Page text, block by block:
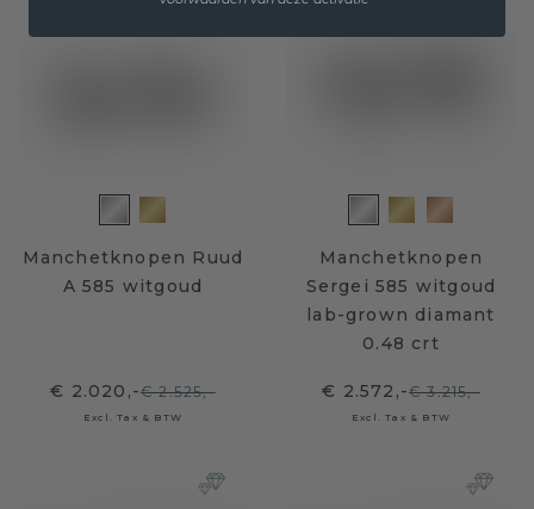
Manchetknopen Ruud
A 585 witgoud
€ 2.020,-€ 2.525,-
Excl. Tax & BTW
Manchetknopen
Sergei 585 witgoud
lab-grown diamant
0.48 crt
€ 2.572,-€ 3.215,-
Excl. Tax & BTW